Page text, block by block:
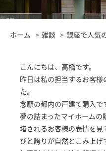
ホーム 雑談 銀座で人気
こんにちは、高橋です。
昨日は私の担当するお客
た。
念願の都内の戸建て購入で
夢の詰まったマイホーム
堵されるお客様の表情を
びと誇りが自然とこみ上げ